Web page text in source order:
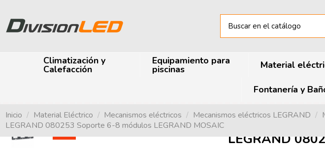
Climatización y
Calefacción
Equipamiento para
piscinas Material
Fontanería y
Inicio Material Eléctrico Mecanismos eléctricos Mecanismos eléctricos LEGRAND
LEGRAND 080253 Soporte 6-8 módulos LEGRAND MOSAIC
LEGRAND